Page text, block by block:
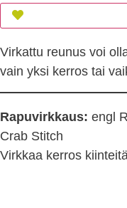
Virkattu reunus voi
vain yksi kerros tai
Rapuvirkkaus: engl
Crab Stitch
Virkkaa kerros